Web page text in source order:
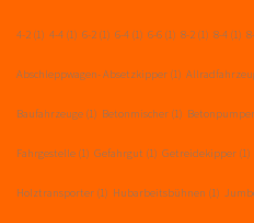
4-2 (1) 4-4 (1) 6-2 (1) 6-4 (1) 6-6 (1) 8-2 (1) 8-4 (1)
Abschleppwagen- Absetzkipper (1)
Baufahrzeuge (1) Betonmischer (1)
Fahrgestelle (1) Gefahrgut (1) Getreidekipper (1)
Holztransporter (1) Hubarbeitsbühnen (1)